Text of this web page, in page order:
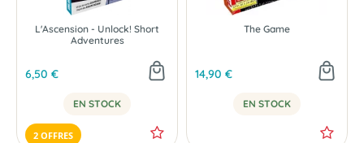
NOUVEAU
L'Ascension - Unlock! Short
Adventures
6,50 €
EN STOCK
2 OFFRES
The Game
14,90 €
EN STOCK